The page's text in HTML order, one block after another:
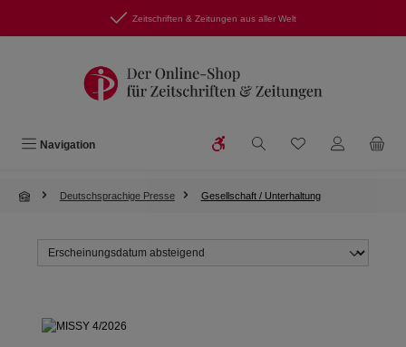
Zum Hauptinhalt springen Zeitschriften & Zeitungen aus aller Welt
Navigation Werkzeugleiste anzeigen
Du hast 0
Deutschsprachige Presse Gesellschaft / Unterhaltung